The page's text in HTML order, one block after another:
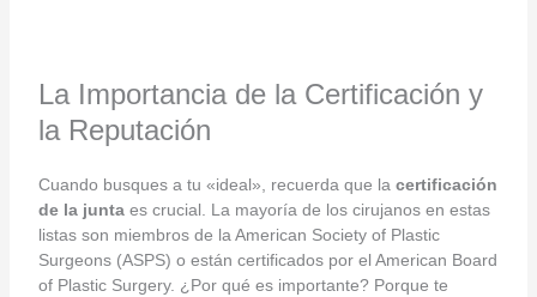
La Importancia de la Certificación y
la Reputación
Cuando busques a tu «ideal», recuerda que la certificación
de la juntaes crucial. La mayoría de los cirujanos en estas
listas son miembros de la American Society of Plastic
Surgeons (ASPS) o están certificados por el American Board
of Plastic Surgery. ¿Por qué es importante? Porque te